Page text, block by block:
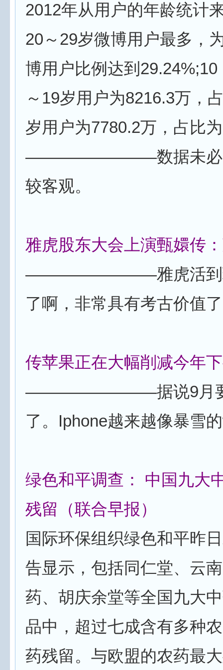
2012年从用户的年龄统计
20～29岁微博用户最多，
博用户比例达到29.24%;10
～19岁用户为8216.3万，
岁用户为7780.2万，占比
————————数据未必准
较客观。
雅虎股东大会上演甄嬛传
————————雅虎活到现
了啊，非常具有考古价值
传苹果正在大幅削减今年
————————据说9月要
了。Iphone越来越像暴雪
绿色和平调查： 中国九大
残留（联合早报）
国际环保组织绿色和平昨
告显示，包括同仁堂、云
药、胡庆余堂等全国九大
品中，超过七成含有多种农
药残留。与欧盟的农药最